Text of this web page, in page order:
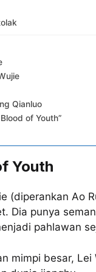
Qianluo
of Youth”
Youth
(diperankan Ao
Dia punya
pahlawan
mimpi besar,